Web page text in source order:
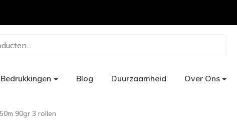
Bedrukkingen Blog Duurzaamheid Over Ons
90gr 3 rollen